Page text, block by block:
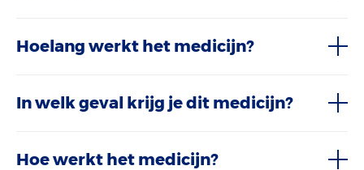
Hoelang werkt het medicijn?
In welk geval krijg je dit medicijn?
Hoe werkt het medicijn?